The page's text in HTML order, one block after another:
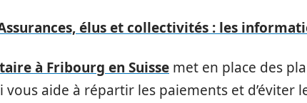
élus et collectivités : les
à Fribourg en Suisse met en place des
vous aide à répartir les paiements et d’éviter